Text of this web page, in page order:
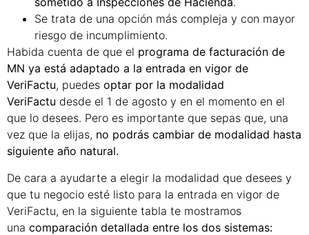
Se trata de una opción más compleja y con mayor
riesgo de incumplimiento.
Habida cuenta de que el programa de facturación de
MN ya está adaptado a la entrada en vigor de
VeriFactu, puedes optar por la modalidad
VeriFactu desde el 1 de agosto y en el momento en el
que lo desees. Pero es importante que sepas que, una
vez que la elijas, no podrás cambiar de modalidad hasta
siguiente año natural.
De cara a ayudarte a elegir la modalidad que desees y
que tu negocio esté listo para la entrada en vigor de
VeriFactu, en la siguiente tabla te mostramos
una comparación detallada entre los dos sistemas: